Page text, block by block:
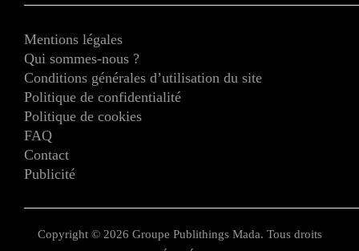
Mentions légales
Qui sommes-nous ?
Conditions générales d’utilisation du site
Politique de confidentialité
Politique de cookies
FAQ
Contact
Publicité
Copyright © 2026 Groupe Publithings Mada. Tous droits